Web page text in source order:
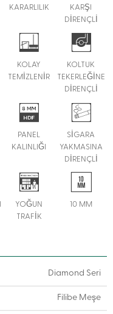
KARARLILIK
KARŞI
DİRENÇLİ
KOLAY
TEMİZLENİR
KOLTUK
TEKERLEĞİNE
DİRENÇLİ
PANEL
KALINLIĞI
SİGARA
YAKMASINA
DİRENÇLİ
YOĞUN
TRAFİK
10 MM
Diamond Seri
Filibe Meşe